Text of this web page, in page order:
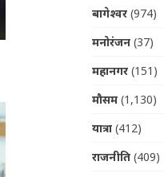
बागेश्वर(974)
मनोरंजन(37)
महानगर(151)
मौसम(1,130)
यात्रा(412)
राजनीति(409)